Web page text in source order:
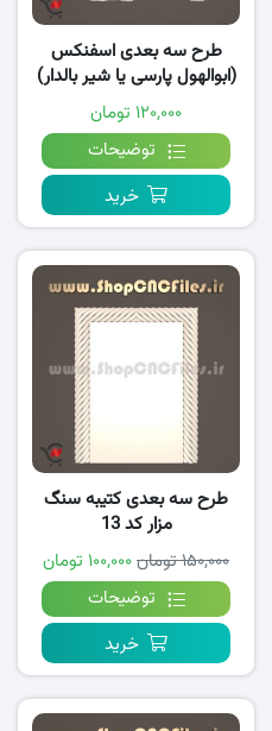
طرح سه بعدی اسفنکس
(ابوالهول پارسی یا شیر بالدار)
کد 02
۱۲۰,۰۰۰ تومان
توضیحات
خرید
طرح سه بعدی کتیبه سنگ
مزار کد 13
۱۵۰,۰۰۰ تومان
۱۰۰,۰۰۰ تومان
توضیحات
خرید